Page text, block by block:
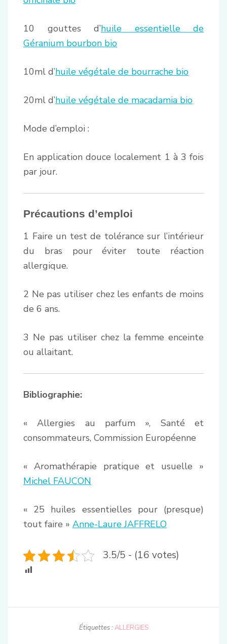
10 gouttes d’huile essentielle de
Géranium bourbon bio
10ml d’huile végétale de bourrache bio
20ml d’huile végétale de macadamia bio
Mode d’emploi :
En application douce localement 1 à 3 fois
par jour.
Précautions d’emploi
1 Faire un test de tolérance sur l’intérieur
du bras pour éviter toute réaction
allergique.
2 Ne pas utiliser chez les enfants de moins
de 6 ans.
3 Ne pas utiliser chez la femme enceinte
ou allaitant.
Bibliographie:
« Allergies au parfum », Santé et
consommateurs, Commission Européenne
« Aromathérapie pratique et usuelle »
Michel FAUCON
« 25 huiles essentielles pour (presque)
tout faire » Anne-Laure JAFFRELO
3.5/5 - (16 votes)
Étiquettes :ALLERGIES